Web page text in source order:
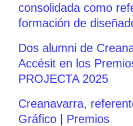
consolidada como
formación de
Dos alumni de
Accésit en los
PROJECTA 2025
Creanavarra,
Gráfico | Premios